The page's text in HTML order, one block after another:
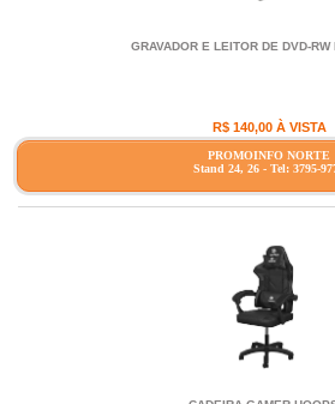
GRAVADOR E LEITOR DE DVD-RW
R$ 140,00 À VISTA
PROMOINFO NORTE
Stand 24, 26 - Tel: 3795-